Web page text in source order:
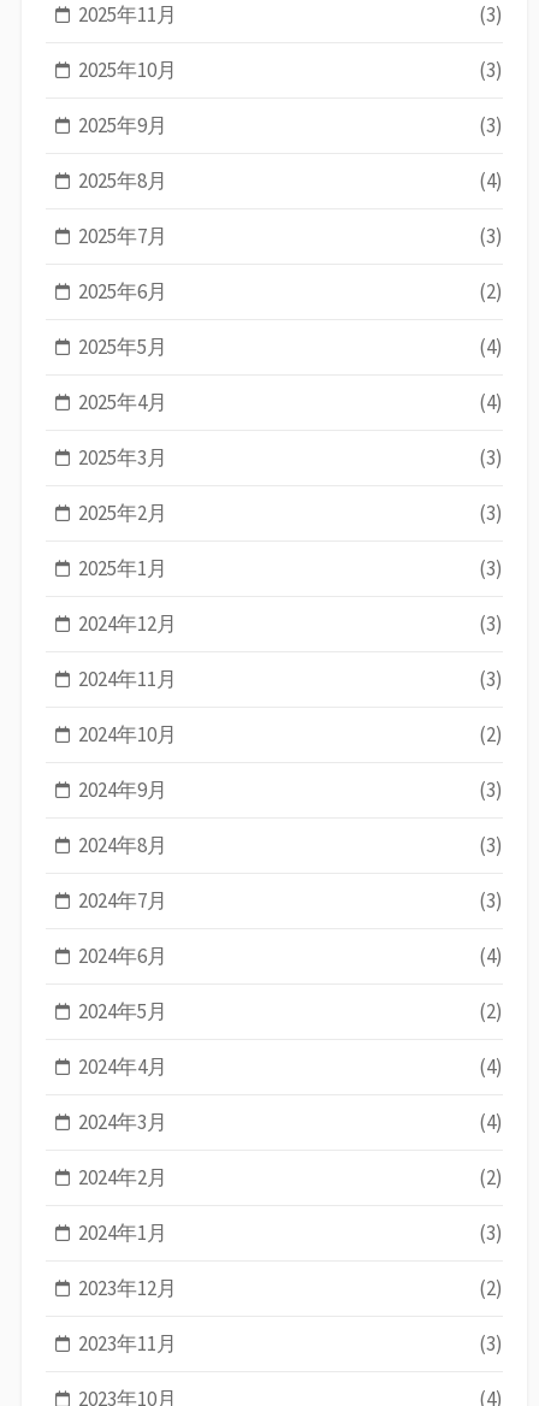
2025年11月 (3)
2025年10月 (3)
2025年9月 (3)
2025年8月 (4)
2025年7月 (3)
2025年6月 (2)
2025年5月 (4)
2025年4月 (4)
2025年3月 (3)
2025年2月 (3)
2025年1月 (3)
2024年12月 (3)
2024年11月 (3)
2024年10月 (2)
2024年9月 (3)
2024年8月 (3)
2024年7月 (3)
2024年6月 (4)
2024年5月 (2)
2024年4月 (4)
2024年3月 (4)
2024年2月 (2)
2024年1月 (3)
2023年12月 (2)
2023年11月 (3)
2023年10月 (4)